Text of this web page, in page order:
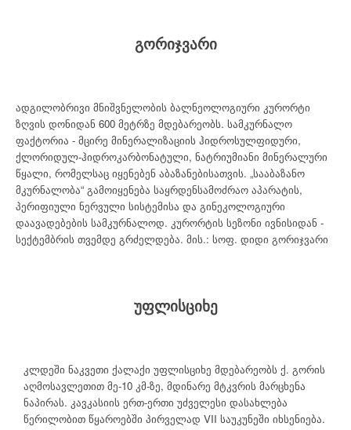
გორიჯვარი
ადგილობრივი მნიშვნელობის ბალნეოლოგიური კურორტი
ზღვის დონიდან 600 მეტრზე მდებარეობს. სამკურნალო
ფაქტორია - მცირე მინერალიზაციის ჰიდროსულფიდური,
ქლორიდულ-ჰიდროკარბონატული, ნატრიუმიანი მინერალური
წყალი, რომელსაც იყენებენ აბაზანებისათვის. „სააბაზანო
მკურნალობა“ გამოიყენება საყრდენსამოძრაო აპარატის,
პერიფიული ნერვული სისტემისა და გინეკოლოგიური
დაავადებების სამკურნალოდ. კურორტის სეზონი ივნისიდან -
სექტემბრის თვემდე გრძელდება. მის.: სოფ. დიდი გორიჯვარი
უფლისციხე
კლდეში ნაკვეთი ქალაქი უფლისციხე მდებარეობს ქ. გორის
აღმოსავლეთით მე-10 კმ-ზე, მდინარე მტკვრის მარცხენა
ნაპირას. კავკასიის ერთ-ერთი უძველესი დასახლება
წერილობით წყაროებში პირველად VII საუკუნეში იხსენიება.